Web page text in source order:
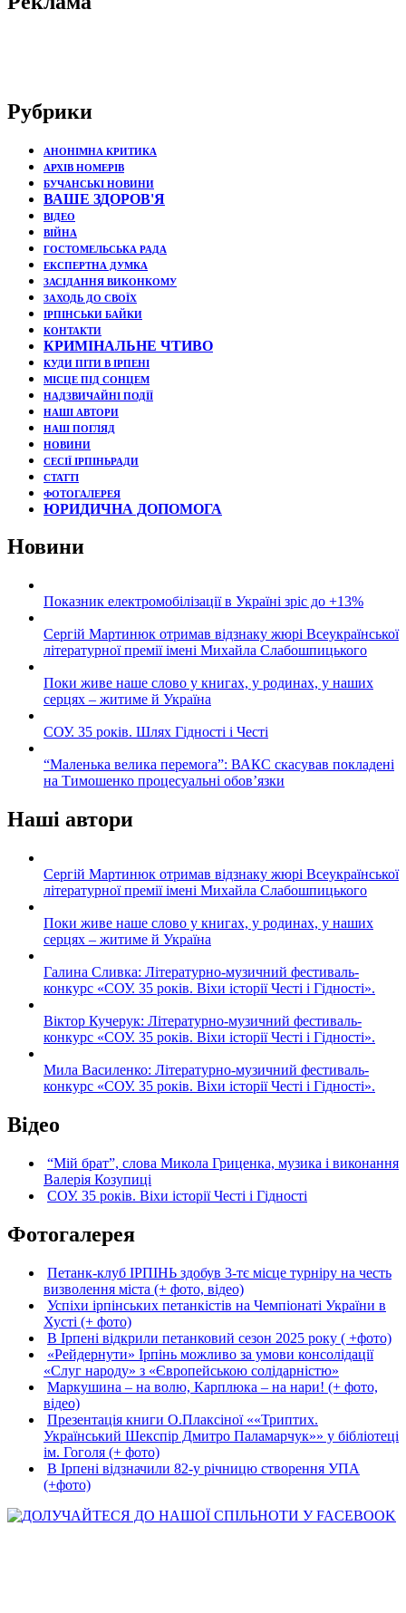
Рубрики
АНОНІМНА КРИТИКА
АРХІВ НОМЕРІВ
БУЧАНСЬКІ НОВИНИ
ВАШЕ ЗДОРОВ'Я
ВІДЕО
ВІЙНА
ГОСТОМЕЛЬСЬКА РАДА
ЕКСПЕРТНА ДУМКА
ЗАСІДАННЯ ВИКОНКОМУ
ЗАХОДЬ ДО СВОЇХ
ІРПІНСЬКИ БАЙКИ
КОНТАКТИ
КРИМІНАЛЬНЕ ЧТИВО
КУДИ ПІТИ В ІРПЕНІ
МІСЦЕ ПІД СОНЦЕМ
НАДЗВИЧАЙНІ ПОДЇЇ
НАШІ АВТОРИ
НАШ ПОГЛЯД
НОВИНИ
СЕСІЇ ІРПІНЬРАДИ
СТАТТІ
ФОТОГАЛЕРЕЯ
ЮРИДИЧНА ДОПОМОГА
Новини
Показник електромобілізації в Україні зріс до +13%
Сергій Мартинюк отримав відзнаку жюрі Всеукраїнської
літературної премії імені Михайла Слабошпицького
Поки живе наше слово у книгах, у родинах, у наших
серцях – житиме й Україна
СОУ. 35 років. Шлях Гідності і Честі
“Маленька велика перемога”: ВАКС скасував покладені
на Тимошенко процесуальні обов’язки
Наші автори
Сергій Мартинюк отримав відзнаку жюрі Всеукраїнської
літературної премії імені Михайла Слабошпицького
Поки живе наше слово у книгах, у родинах, у наших
серцях – житиме й Україна
Галина Сливка: Літературно-музичний фестиваль-
конкурс «СОУ. 35 років. Віхи історії Честі і Гідності».
Віктор Кучерук: Літературно-музичний фестиваль-
конкурс «СОУ. 35 років. Віхи історії Честі і Гідності».
Мила Василенко: Літературно-музичний фестиваль-
конкурс «СОУ. 35 років. Віхи історії Честі і Гідності».
Відео
“Мій брат”, слова Микола Гриценка, музика і виконання
Валерія Козупиці
СОУ. 35 років. Віхи історії Честі і Гідності
Фотогалерея
Петанк-клуб ІРПІНЬ здобув 3-тє місце турніру на честь
визволення міста (+ фото, відео)
Успіхи ірпінських петанкістів на Чемпіонаті України в
Хусті (+ фото)
В Ірпені відкрили петанковий сезон 2025 року ( +фото)
«Рейдернути» Ірпінь можливо за умови консолідації
«Слуг народу» з «Європейською солідарністю»
Маркушина – на волю, Карплюка – на нари! (+ фото,
відео)
Презентація книги О.Плаксіної ««Триптих.
Український Шекспір Дмитро Паламарчук»» у бібліотеці
ім. Гоголя (+ фото)
В Ірпені відзначили 82-у річницю створення УПА
(+фото)